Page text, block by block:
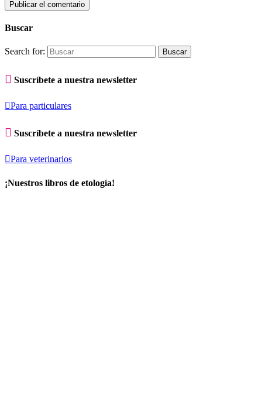
Buscar
Search for:
 Suscríbete a nuestra newsletter
Para particulares
 Suscríbete a nuestra newsletter
Para veterinarios
¡Nuestros libros de etología!